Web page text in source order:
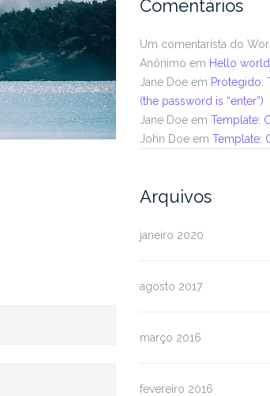
Comentários
Um comentarista do
Anônimo em Hello
Jane Doe em Protegido:
(the password is “enter”)
Jane Doe em Template:
John Doe em Template:
Arquivos
janeiro 2020
agosto 2017
março 2016
fevereiro 2016